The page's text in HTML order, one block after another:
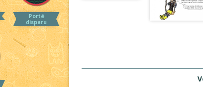
Porté
disparu